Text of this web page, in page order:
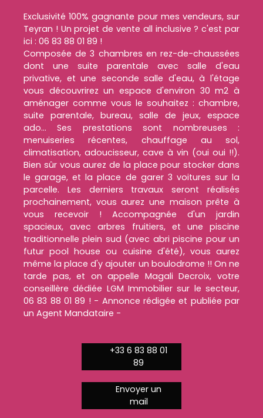
Exclusivité 100% gagnante pour mes vendeurs, sur
Teyran ! Un projet de vente all inclusive ? c'est par
ici : 06 83 88 01 89 !
Composée de 3 chambres en rez-de-chaussées
dont une suite parentale avec salle d'eau
privative, et une seconde salle d'eau, à l'étage
vous découvrirez un espace d'environ 30 m2 à
aménager comme vous le souhaitez : chambre,
suite parentale, bureau, salle de jeux, espace
ado... Ses prestations sont nombreuses :
menuiseries récentes, chauffage au sol,
climatisation, adoucisseur, cave à vin (oui oui !!).
Bien sûr vous aurez de la place pour stocker dans
le garage, et la place de garer 3 voitures sur la
parcelle. Les derniers travaux seront réalisés
prochainement, vous aurez une maison prête à
vous recevoir ! Accompagnée d'un jardin
spacieux, avec arbres fruitiers, et une piscine
traditionnelle plein sud (avec abri piscine pour un
futur pool house ou cuisine d'été), vous aurez
même la place d'y ajouter un boulodrome !! On ne
tarde pas, et on appelle Magali Decroix, votre
conseillère dédiée LGM Immobilier sur le secteur,
06 83 88 01 89 ! - Annonce rédigée et publiée par
un Agent Mandataire -
+33 6 83 88 01
89
Envoyer un
mail